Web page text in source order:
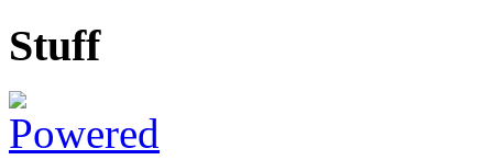
Stuff